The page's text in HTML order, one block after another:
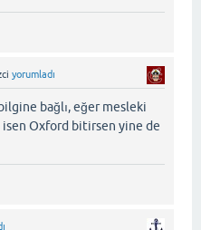
yorumladı
bağlı, eğer mesleki
isen Oxford bitirsen yine de